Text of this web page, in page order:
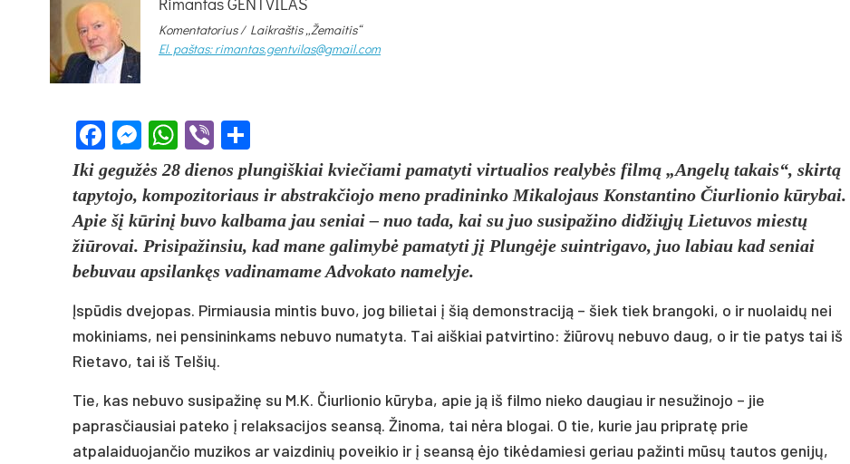
Komentatorius / Laikraštis „Žemaitis“
El. paštas: rimantas.gentvilas@gmail.com
Facebook
Messenger
WhatsApp
Viber
Iki gegužės 28 dienos plungiškiai kviečiami pamatyti virtualios realybės filmą „Angelų takais“, skirtą
tapytojo, kompozitoriaus ir abstrakčiojo meno pradininko Mikalojaus Konstantino Čiurlionio kūrybai.
Apie šį kūrinį buvo kalbama jau seniai – nuo tada, kai su juo susipažino didžiųjų Lietuvos miestų
žiūrovai. Prisipažinsiu, kad mane galimybė pamatyti jį Plungėje suintrigavo, juo labiau kad seniai
bebuvau apsilankęs vadinamame Advokato namelyje.
Įspūdis dvejopas. Pirmiausia mintis buvo, jog bilietai į šią demonstraciją – šiek tiek brangoki, o ir nuolaidų nei
mokiniams, nei pensininkams nebuvo numatyta. Tai aiškiai patvirtino: žiūrovų nebuvo daug, o ir tie patys tai iš
Rietavo, tai iš Telšių.
Tie, kas nebuvo susipažinę su M.K. Čiurlionio kūryba, apie ją iš filmo nieko daugiau ir nesužinojo – jie
paprasčiausiai pateko į relaksacijos seansą. Žinoma, tai nėra blogai. O tie, kurie jau pripratę prie
atpalaiduojančio muzikos ar vaizdinių poveikio ir į seansą ėjo tikėdamiesi geriau pažinti mūsų tautos genijų,